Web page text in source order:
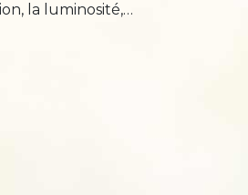
la luminosité,…